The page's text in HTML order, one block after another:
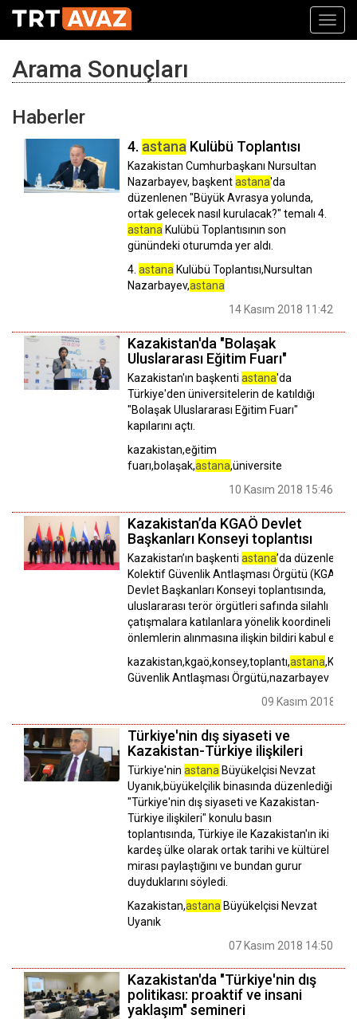
Arama Sonuçları
Haberler
4. astana Kulübü Toplantısı
Kazakistan Cumhurbaşkanı Nursultan
Nazarbayev, başkentastana'da
düzenlenen "Büyük Avrasya yolunda,
ortak gelecek nasıl kurulacak?" temalı 4.
astana Kulübü Toplantısının son
günündeki oturumda yer aldı.
4. astana Kulübü Toplantısı,Nursultan
Nazarbayev,astana
14 Kasım 2018 11:42
Kazakistan'da "Bolaşak
Uluslararası Eğitim Fuarı"
Kazakistan'ın başkenti astana'da
Türkiye'den üniversitelerin de katıldığı
"Bolaşak Uluslararası Eğitim Fuarı"
kapılarını açtı.
kazakistan,eğitim
fuarı,bolaşak,astana,üniversite
10 Kasım 2018 15:46
Kazakistan’da KGAÖ Devlet
Başkanları Konseyi toplantısı
Kazakistan’ın başkenti astana’da düzenlenen
Kolektif Güvenlik Antlaşması Örgütü (KGAÖ)
Devlet Başkanları Konseyi toplantısında,
uluslararası terör örgütleri safında silahlı
çatışmalara katılanlara yönelik koordineli
önlemlerin alınmasına ilişkin bildiri kabul edildi.
kazakistan,kgaö,konsey,toplantı,astana
Güvenlik Antlaşması Örgütü,nazarbayev
09 Kasım 2018
Türkiye'nin dış siyaseti ve
Kazakistan-Türkiye ilişkileri
Türkiye'nin astana Büyükelçisi Nevzat
Uyanık,büyükelçilik binasında düzenlediği
"Türkiye'nin dış siyaseti ve Kazakistan-
Türkiye ilişkileri" konulu basın
toplantısında, Türkiye ile Kazakistan'ın iki
kardeş ülke olarak ortak tarihi ve kültürel
mirası paylaştığını ve bundan gurur
duyduklarını söyledi.
Kazakistan,astana Büyükelçisi Nevzat
Uyanık
07 Kasım 2018 14:50
Kazakistan'da "Türkiye'nin dış
politikası: proaktif ve insani
yaklaşım" semineri